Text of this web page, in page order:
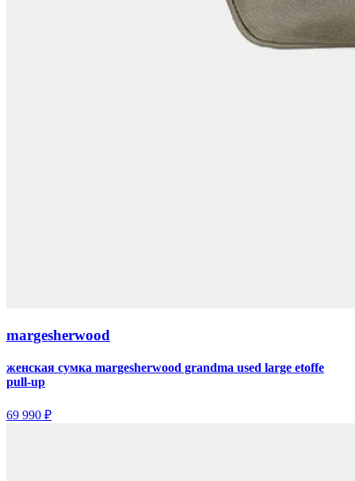
margesherwood
женская сумка margesherwood grandma used large etoffe
pull-up
69 990 ₽